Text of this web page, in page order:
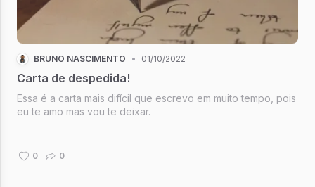
BRUNO NASCIMENTO • 01/10/2022
Carta de despedida!
Essa é a carta mais difícil que escrevo em muito tempo, pois
eu te amo mas vou te deixar.
0 0